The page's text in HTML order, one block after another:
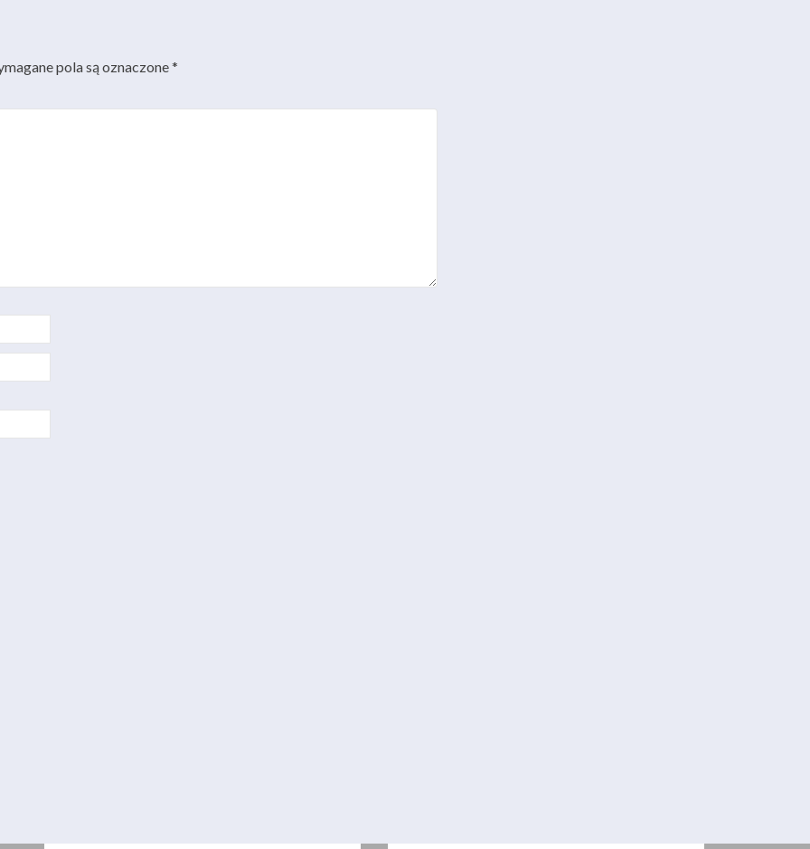
pola są oznaczone*